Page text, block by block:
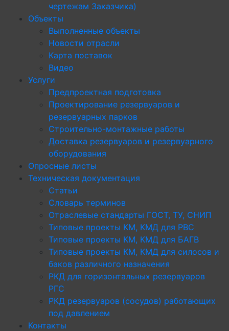
чертежам Заказчика)
Объекты
Выполненные объекты
Новости отрасли
Карта поставок
Видео
Услуги
Предпроектная подготовка
Проектирование резервуаров и
резервуарных парков
Строительно-монтажные работы
Доставка резервуаров и резервуарного
оборудования
Опросные листы
Техническая документация
Статьи
Словарь терминов
Отраслевые стандарты ГОСТ, ТУ, СНИП
Типовые проекты КМ, КМД для РВС
Типовые проекты КМ, КМД для БАГВ
Типовые проекты КМ, КМД для силосов и
баков различного назначения
РКД для горизонтальных резервуаров
РГС
РКД резервуаров (сосудов) работающих
под давлением
Контакты